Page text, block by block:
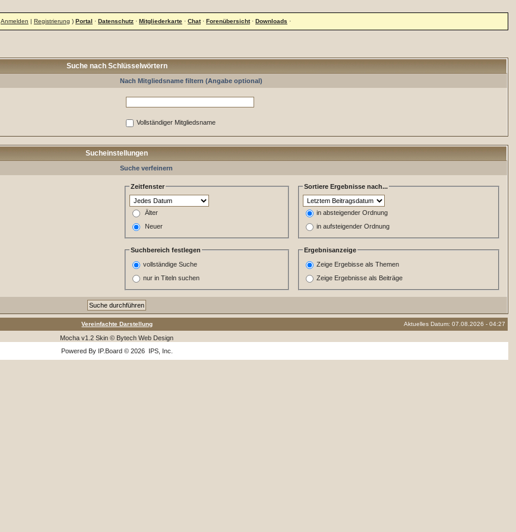
Anmelden | Registrierung ) Portal · Datenschutz· Mitgliederkarte· Chat· Forenübersicht· Downloads ·
Suche nach Schlüsselwörtern
Nach Mitgliedsname filtern (Angabe optional)
Vollständiger Mitgliedsname
Sucheinstellungen
Suche verfeinern
Zeitfenster
Älter
Neuer
Sortiere Ergebnisse nach...
in absteigender Ordnung
in aufsteigender Ordnung
Suchbereich festlegen
vollständige Suche
nur in Titeln suchen
Ergebnisanzeige
Zeige Ergebisse als Themen
Zeige Ergebnisse als Beiträge
Vereinfachte Darstellung Aktuelles Datum: 07.08.2026 - 04:27
Mocha v1.2 Skin © Bytech Web Design
Powered By IP.Board© 2026 IPS, Inc